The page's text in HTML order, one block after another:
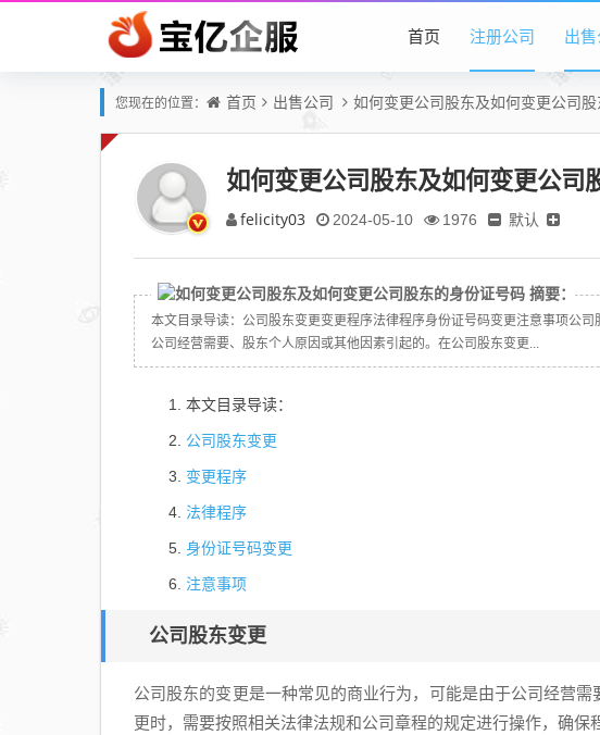
首页 注册公司 出
您现在的位置： 首页 出售公司 如何变更公司股东及如何变更公司
如何变更公司股东及如何变更公司
felicity03 2024-05-10 1976 默认
摘要：
本文目录导读：公司股东变更变更程序法律程序身份证号码变更注意事项公
公司经营需要、股东个人原因或其他因素引起的。在公司股东变更...
本文目录导读：
公司股东变更
变更程序
法律程序
身份证号码变更
注意事项
公司股东变更
公司股东的变更是一种常见的商业行为，可能是由于公司经营
更时，需要按照相关法律法规和公司章程的规定进行操作，确保